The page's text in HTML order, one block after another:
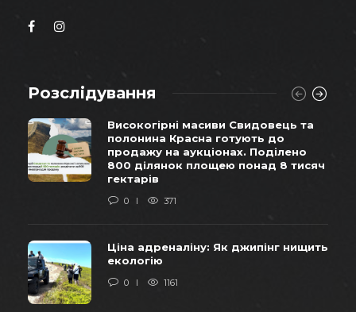
Розслідування
Високогірні масиви Свидовець та
полонина Красна готують до
продажу на аукціонах. Поділено
800 ділянок площею понад 8 тисяч
гектарів
0 371
Ціна адреналіну: Як джипінг нищить
екологію
0 1161